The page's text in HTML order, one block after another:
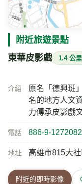
附近旅遊景點
東華皮影戲 1.4 公里
介紹
原名「德興班
名的地方人文
力傳承皮影戲
電話 886-9-
地址 高雄市815大
附近的即時影像